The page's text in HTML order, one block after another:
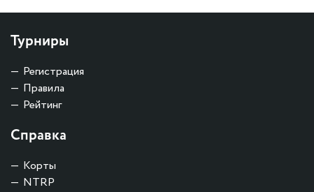
Турниры
Регистрация
Правила
Рейтинг
Справка
Корты
NTRP